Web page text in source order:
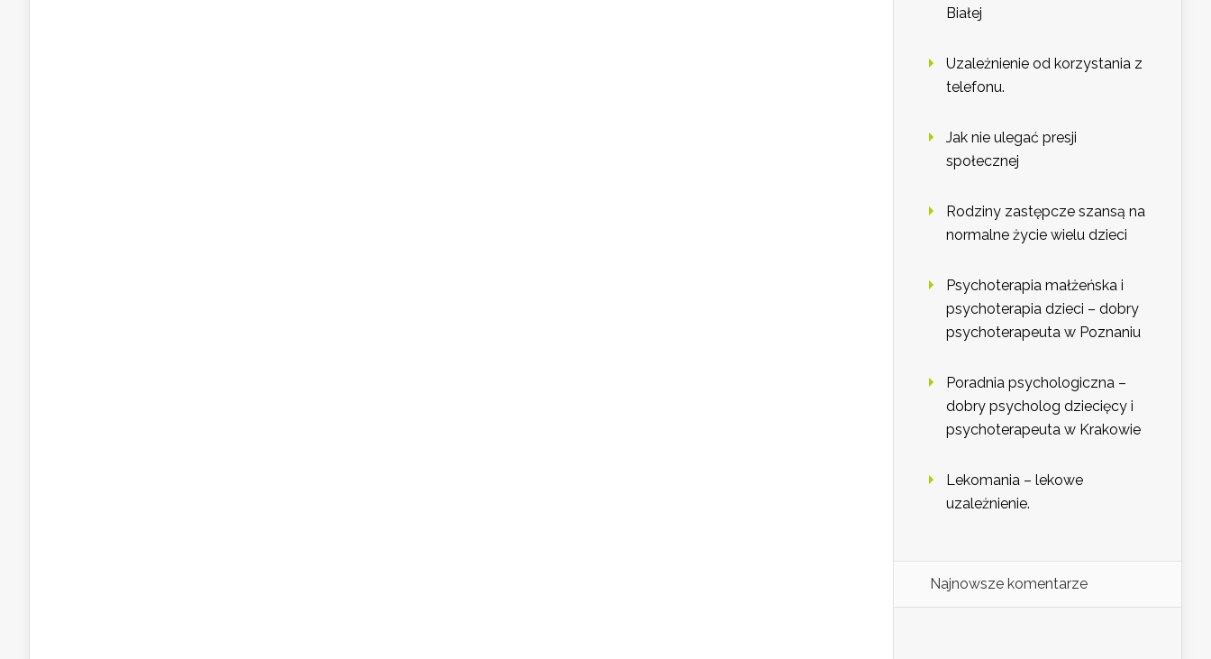
Białej
Uzależnienie od korzystania z
telefonu.
Jak nie ulegać presji
społecznej
Rodziny zastępcze szansą na
normalne życie wielu dzieci
Psychoterapia małżeńska i
psychoterapia dzieci – dobry
psychoterapeuta w Poznaniu
Poradnia psychologiczna –
dobry psycholog dziecięcy i
psychoterapeuta w Krakowie
Lekomania – lekowe
uzależnienie.
Najnowsze komentarze